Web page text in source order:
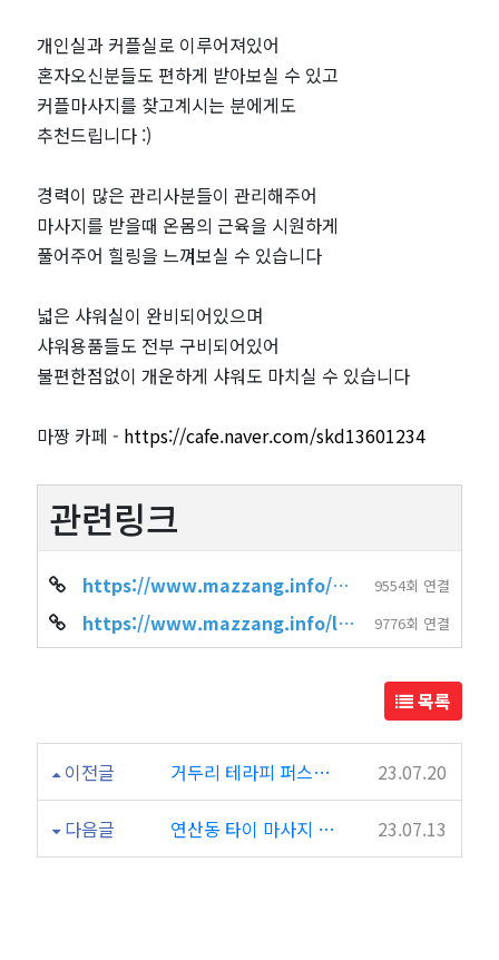
개인실과 커플실로 이루어져있어
혼자오신분들도 편하게 받아보실 수 있고
커플마사지를 찾고계시는 분에게도
추천드립니다 :)
경력이 많은 관리사분들이 관리해주어
마사지를 받을때 온몸의 근육을 시원하게
풀어주어 힐링을 느껴보실 수 있습니다
넓은 샤워실이 완비되어있으며
샤워용품들도 전부 구비되어있어
불편한점없이 개운하게 샤워도 마치실 수 있습니다
마짱 카페 - https://cafe.naver.com/skd13601234
관련링크
https://www.mazzang.info/shop_info.php?wr_id=2397 9554회 연결
https://www.mazzang.info/location_shop.php?sido=%EC%B6%A9%EB%82%A8&gug… 9776회 연결
목록
이전글 거두리 테라피 퍼스트클래스 23.07.20
다음글 연산동 타이 마사지 달콤타이 23.07.13